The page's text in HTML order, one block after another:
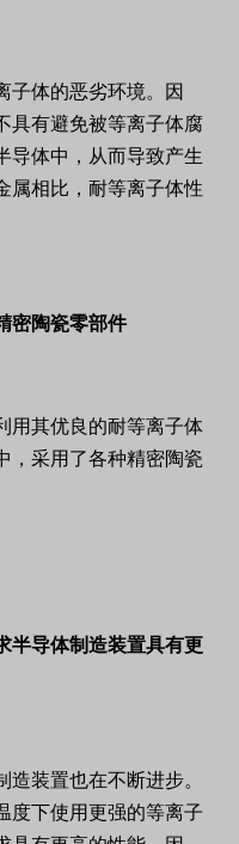
子体的恶劣环境。因
具有避免被等离子体腐
导体中，从而导致产生
属相比，耐等离子体性
密陶瓷零部件
用其优良的耐等离子体
，采用了各种精密陶瓷
半导体制造装置具有更
装置也在不断进步。
度下使用更强的等离子